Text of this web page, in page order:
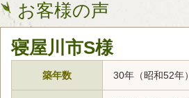
お客様の声
寝屋川市S様
築年数 30年（昭和52年）